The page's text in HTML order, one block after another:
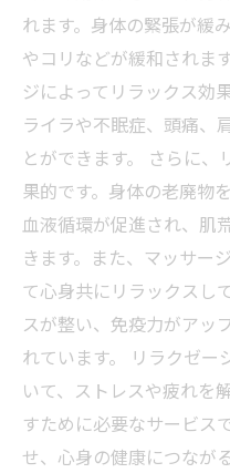
れます。身体の緊張が緩
やコリなどが緩和されま
ジによってリラックス効
ライラや不眠症、頭痛、
とができます。 さらに
果的です。身体の老廃物
血液循環が促進され、肌
きます。また、マッサー
て心身共にリラックスし
スが整い、免疫力がアッ
れています。 リラクゼー
いて、ストレスや疲れを
すために必要なサービス
せ、心身の健康につなが